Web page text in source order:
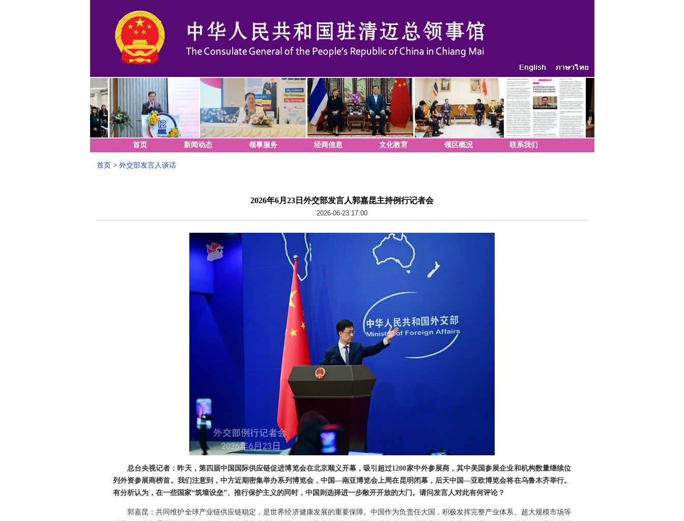
首页 新闻动态 领事服务 经商信息 文化教育 领区概况 联系我们
首页 > 外交部发言人谈话
2026年6月23日外交部发言人郭嘉昆主持例行记者会
2026-06-23 17:00
总台央视记者：昨天，第四届中国国际供应链促进博览会在北京顺义开幕，吸引超过1200家中外参展商，其中美国参展企业和机构数量继续位
列外资参展商榜首。我们注意到，中方近期密集举办系列博览会，中国—南亚博览会上周在昆明闭幕，后天中国—亚欧博览会将在乌鲁木齐举行。
有分析认为，在一些国家“筑墙设垒”、推行保护主义的同时，中国则选择进一步敞开开放的大门。请问发言人对此有何评论？
郭嘉昆：共同维护全球产业链供应链稳定，是世界经济健康发展的重要保障。中国作为负责任大国，积极发挥完整产业体系、超大规模市场等